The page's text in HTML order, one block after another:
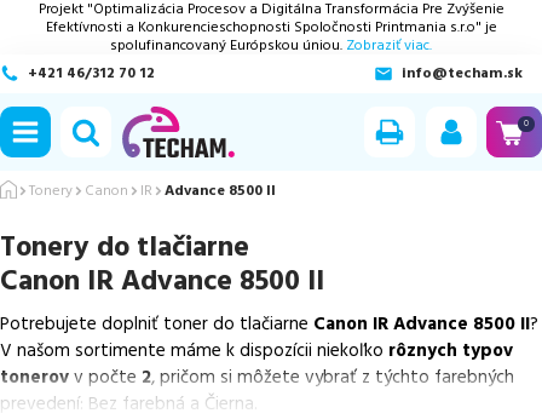
Projekt "Optimalizácia Procesov a Digitálna Transformácia Pre Zvýšenie
Efektívnosti a Konkurencieschopnosti Spoločnosti Printmania s.r.o" je
spolufinancovaný Európskou úniou. Zobraziť viac.
+421 46/312 70 12
info@techam.sk
0
Tonery Canon IR Advance 8500 II
Tonery do tlačiarne
Canon IR Advance 8500 II
Potrebujete doplniť toner do tlačiarne Canon IR Advance 8500 II?
V našom sortimente máme k dispozícii niekoľko rôznych typov
tonerovv počte 2, pričom si môžete vybrať z týchto farebných
prevedení: Bez farebná a Čierna.